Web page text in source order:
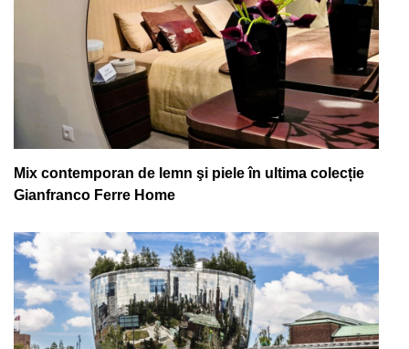
Mix contemporan de lemn şi piele în ultima colecție
Gianfranco Ferre Home